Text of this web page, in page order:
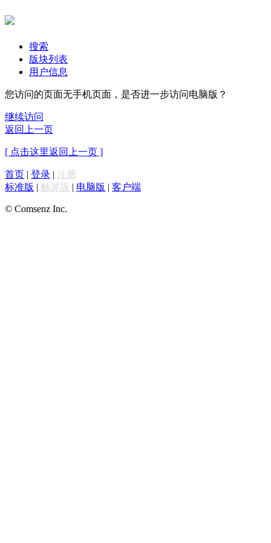
搜索
版块列表
用户信息
您访问的页面无手机页面，是否进一步访问电脑版？
继续访问
返回上一页
[ 点击这里返回上一页 ]
首页 | 登录 | 注册
标准版 | 触屏版 | 电脑版 | 客户端
© Comsenz Inc.